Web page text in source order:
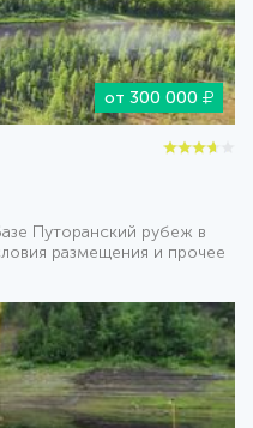
от 300 000
Путоранский рубеж в
размещения и прочее